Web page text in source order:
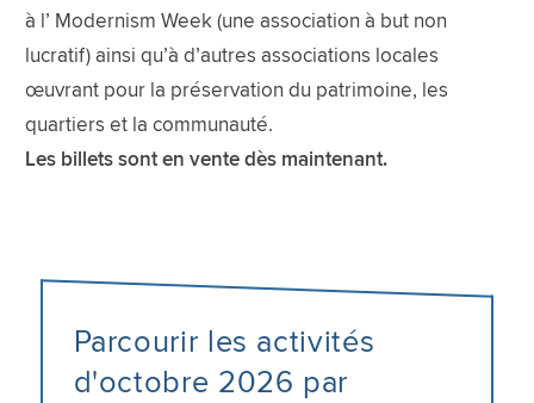
à l’ Modernism Week (une association à but non
lucratif) ainsi qu’à d’autres associations locales
œuvrant pour la préservation du patrimoine, les
quartiers et la communauté.
Les billets sont en vente dès maintenant.
Parcourir les activités
d'octobre 2026 par